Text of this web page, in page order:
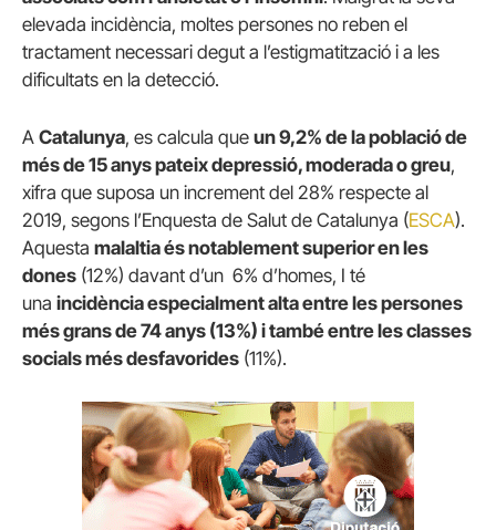
elevada incidència, moltes persones no reben el
tractament necessari degut a l’estigmatització i a les
dificultats en la detecció.
A Catalunya, es calcula que un 9,2% de la població de
més de 15 anys pateix depressió, moderada o greu,
xifra que suposa un increment del 28% respecte al
2019, segons l’Enquesta de Salut de Catalunya (ESCA).
Aquesta malaltia és notablement superior en les
dones (12%) davant d’un 6% d’homes, I té
una incidència especialment alta entre les persones
més grans de 74 anys (13%) i també entre les classes
socials més desfavorides (11%).